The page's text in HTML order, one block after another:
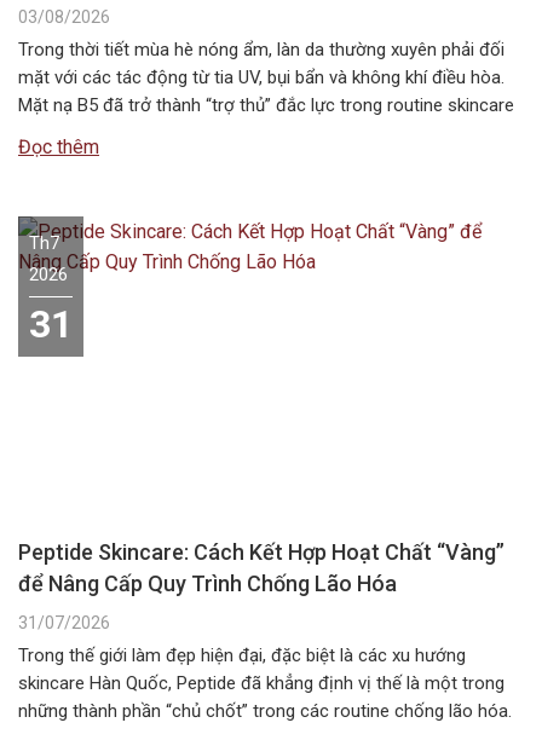
03/08/2026
Trong thời tiết mùa hè nóng ẩm, làn da thường xuyên phải đối
mặt với các tác động từ tia UV, bụi bẩn và không khí điều hòa.
Mặt nạ B5 đã trở thành “trợ thủ” đắc lực trong routine skincare
Đọc thêm
Th7
2026
31
Peptide Skincare: Cách Kết Hợp Hoạt Chất “Vàng”
để Nâng Cấp Quy Trình Chống Lão Hóa
31/07/2026
Trong thế giới làm đẹp hiện đại, đặc biệt là các xu hướng
skincare Hàn Quốc, Peptide đã khẳng định vị thế là một trong
những thành phần “chủ chốt” trong các routine chống lão hóa.